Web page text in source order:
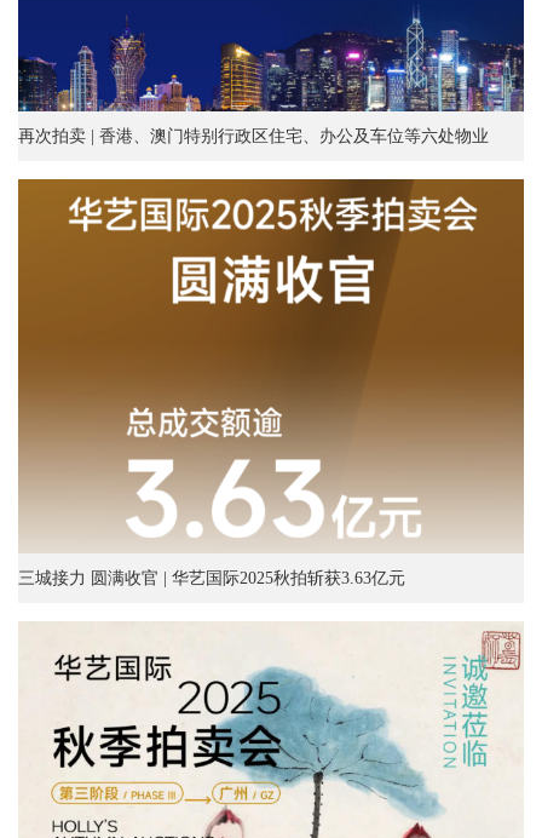
再次拍卖 | 香港、澳门特别行政区住宅、办公及车位等六处物业
三城接力 圆满收官 | 华艺国际2025秋拍斩获3.63亿元